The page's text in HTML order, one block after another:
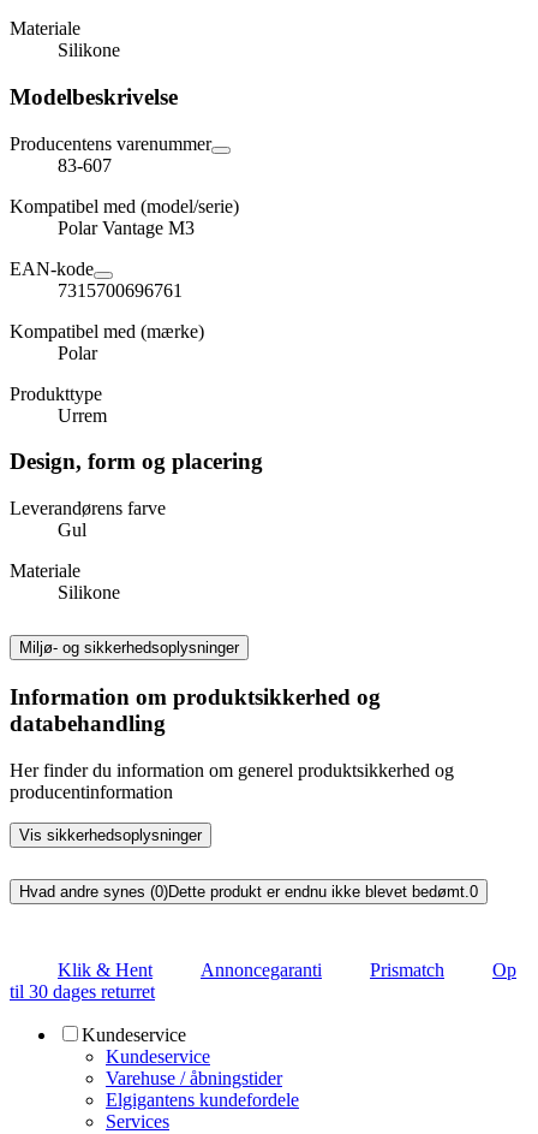
Materiale
Silikone
Modelbeskrivelse
Producentens varenummer
83-607
Kompatibel med (model/serie)
Polar Vantage M3
EAN-kode
7315700696761
Kompatibel med (mærke)
Polar
Produkttype
Urrem
Design, form og placering
Leverandørens farve
Gul
Materiale
Silikone
Miljø- og sikkerhedsoplysninger
Information om produktsikkerhed og
databehandling
Her finder du information om generel produktsikkerhed og
producentinformation
Vis sikkerhedsoplysninger
Hvad andre synes (0)Dette produkt er endnu ikke blevet bedømt. 0
Klik & Hent Annoncegaranti Prismatch
Op
til 30 dages returret
Kundeservice
Kundeservice
Varehuse / åbningstider
Elgigantens kundefordele
Services